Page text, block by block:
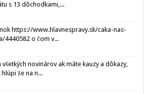
s 13 dôchodkami,...
https://www.hlavnespravy.sk/caka-nas-
4440582 o čom v...
všetkých novinárov ak máte kauzy a dôkazy,
že na n...